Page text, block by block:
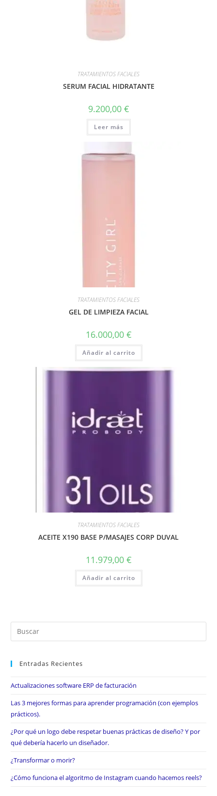
TRATAMIENTOS FACIALES
SERUM FACIAL HIDRATANTE
9.200,00 €
Leer más
TRATAMIENTOS FACIALES
GEL DE LIMPIEZA FACIAL
16.000,00 €
Añadir al carrito
TRATAMIENTOS FACIALES
ACEITE X190 BASE P/MASAJES CORP DUVAL
11.979,00 €
Añadir al carrito
Entradas Recientes
Actualizaciones software ERP de facturación
Las 3 mejores formas para aprender programación (con ejemplos
prácticos).
¿Por qué un logo debe respetar buenas prácticas de diseño? Y por
qué debería hacerlo un diseñador.
¿Transformar o morir?
¿Cómo funciona el algoritmo de Instagram cuando hacemos reels?